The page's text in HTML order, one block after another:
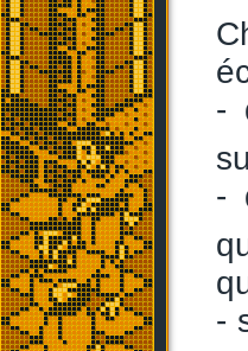
-
-
-